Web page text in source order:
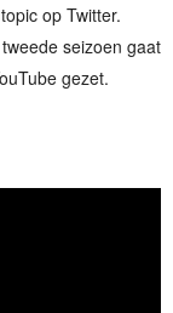
op Twitter.
seizoen gaat
gezet.